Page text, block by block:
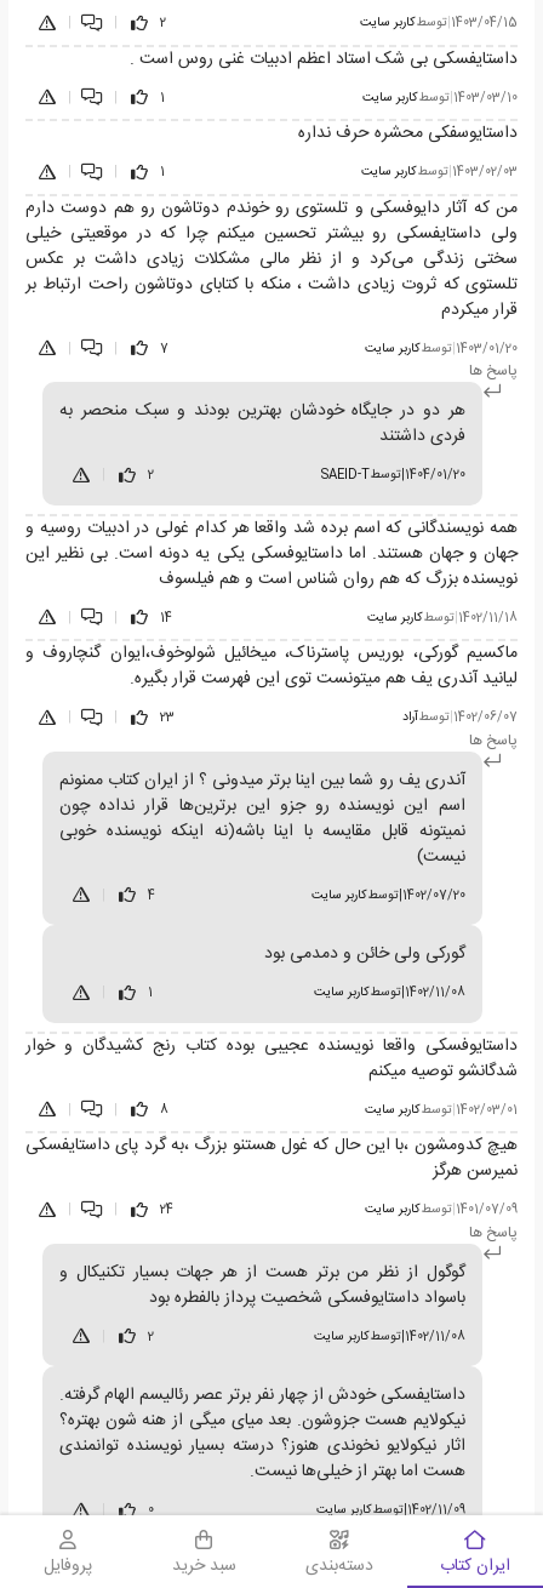
1403/04/15
|توسطکاربر سایت 2
|
|
داستایفسکی بی شک استاد اعظم ادبیات غنی روس است .
1403/03/10
|توسطکاربر سایت 1
|
|
داستایوسفکی محشره حرف نداره
1403/02/03
|توسطکاربر سایت 1
|
|
من که آثار دایوفسکی و تلستوی رو خوندم دوتاشون رو هم دوست دارم
ولی داستایفسکی رو بیشتر تحسین میکنم چرا که در موقعیتی خیلی
سختی زندگی می‌کرد و از نظر مالی مشکلات زیادی داشت بر عکس
تلستوی که ثروت زیادی داشت ، منکه با کتابای دوتاشون راحت ارتباط بر
قرار میکردم
1403/01/20
|توسطکاربر سایت 7
|
|
پاسخ ها
هر دو در جایگاه خودشان بهترین بودند و سبک منحصر به
فردی داشتند
1404/01/20
|توسطSAEID-T
2
همه نویسندگانی که اسم برده شد واقعا هر کدام غولی در ادبیات روسیه و
جهان و جهان هستند. اما داستایوفسکی یکی یه دونه است. بی نظیر این
نویسنده بزرگ که هم روان شناس است و هم فیلسوف
1402/11/18
|توسطکاربر سایت 14
|
|
ماکسیم گورکی، بوریس پاسترناک، میخائیل شولوخوف،ایوان گنچاروف و
لیانید آندری یف هم میتونست توی این فهرست قرار بگیره.
1402/06/07
|توسطآراد 23
|
|
پاسخ ها
آندری یف رو شما بین اینا برتر میدونی ؟ از ایران کتاب ممنونم
اسم این نویسنده رو جزو این برترین‌ها قرار نداده چون
نمیتونه قابل مقایسه با اینا باشه(نه اینکه نویسنده خوبی
نیست)
1402/07/20
|توسطکاربر سایت 4
گورکی ولی خائن و دمدمی بود
1402/11/08
|توسطکاربر سایت 1
داستایوفسکی واقعا نویسنده عجیبی بوده کتاب رنج کشیدگان و خوار
شدگانشو توصیه میکنم
1402/03/01
|توسطکاربر سایت 8
|
|
هیچ کدومشون ،با این حال که غول هستنو بزرگ ،به گرد پای داستایفسکی
نمیرسن هرگز
1401/07/09
|توسطکاربر سایت 24
|
|
پاسخ ها
گوگول از نظر من برتر هست از هر جهات بسیار تکنیکال و
باسواد داستایوفسکی شخصیت پرداز بالفطره بود
1402/11/08
|توسطکاربر سایت 2
داستایفسکی خودش از چهار نفر برتر عصر رئالیسم الهام گرفته.
نیکولایم هست جزوشون. بعد میای میگی از هنه شون بهتره؟
اثار نیکولایو نخوندی هنوز؟ درسته بسیار نویسنده توانمندی
هست اما بهتر از خیلی‌ها نیست.
1402/11/09
|توسطکاربر سایت 0
|
داستایوفسکی واقعا فوق العادست .... یکی از بهترین و پیچیده‌ترین
ایران کتاب دسته‌بندی
سبد خرید
سبد خرید پروفایل